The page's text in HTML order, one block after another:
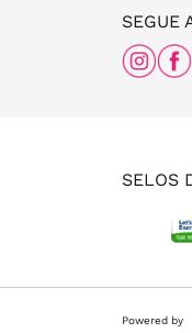
SEGUE
SELOS
Powered by